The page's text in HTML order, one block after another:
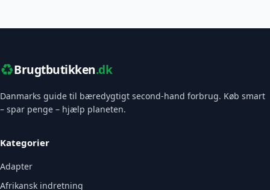
♻️Brugtbutikken.dk
Danmarks guide til bæredygtigt second-hand forbrug. Køb smart
– spar penge – hjælp planeten.
Kategorier
Adapter
Afrikansk indretning